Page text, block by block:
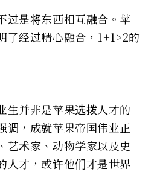
过是将东西相互融合。苹
了经过精心融合，1+1>2的
生并非是苹果选拨人才的
调，成就苹果帝国伟业正
艺术家、动物学家以及史
人才，或许他们才是世界